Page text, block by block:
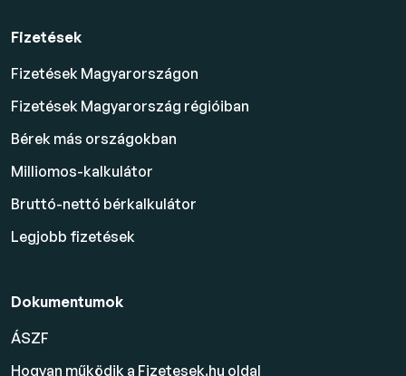
Fizetések
Fizetések Magyarországon
Fizetések Magyarország régióiban
Bérek más országokban
Milliomos-kalkulátor
Bruttó-nettó bérkalkulátor
Legjobb fizetések
Dokumentumok
ÁSZF
Hogyan működik a Fizetesek.hu oldal